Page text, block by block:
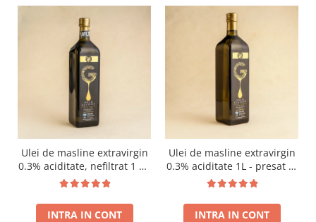
Ulei de masline extravirgin
0.3% aciditate, nefiltrat 1 L -
presat la rece RECOLTA
INTRA IN CONT
Ulei de masline extravirgin
0.3% aciditate 1L - presat la
rece RECOLTA NOUA
INTRA IN CONT